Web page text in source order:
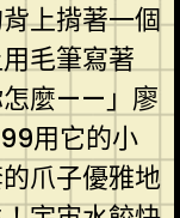
上揹著一個
毛筆寫著
怎麼——」廖
用它的小
爪子優雅地